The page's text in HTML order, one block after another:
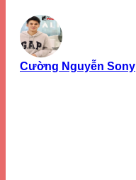
Cường Nguyễn Sony